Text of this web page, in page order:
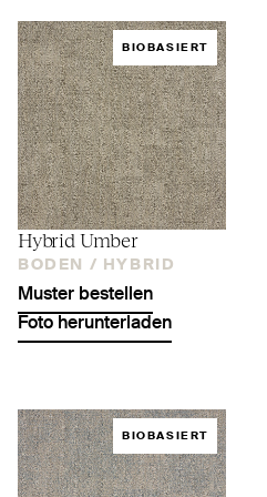
BIOBASIERT
Hybrid Umber
BODEN / HYBRID
Muster bestellen
Foto herunterladen
BIOBASIERT